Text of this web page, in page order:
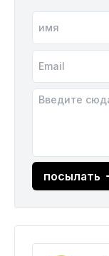
посылать